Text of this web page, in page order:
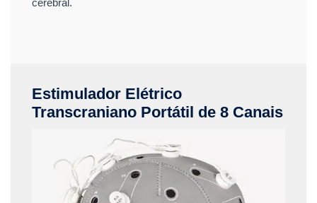
Estimulador Elétrico
Transcraniano Portátil de 8 Canais